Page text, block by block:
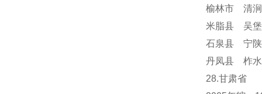
榆林市 清
米脂县 吴
石泉县 宁
丹凤县 柞
28.甘肃省